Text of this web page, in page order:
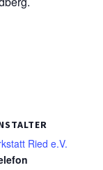
Ried e.V.